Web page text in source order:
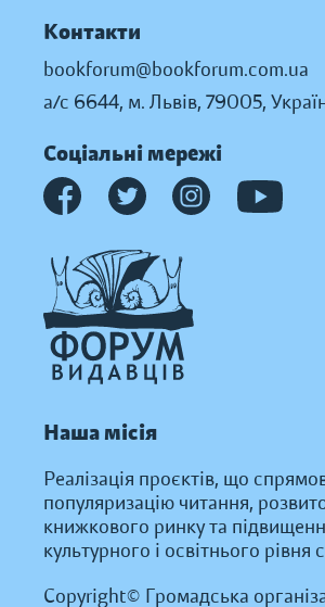
Контакти
bookforum@bookforum.com.ua
а/с 6644, м. Львів, 79005,
Соціальні мережі
Наша місія
Реалізація проєктів, що
популяризацію читання,
книжкового ринку та
культурного і освітнього рівня
Copyright© Громадська